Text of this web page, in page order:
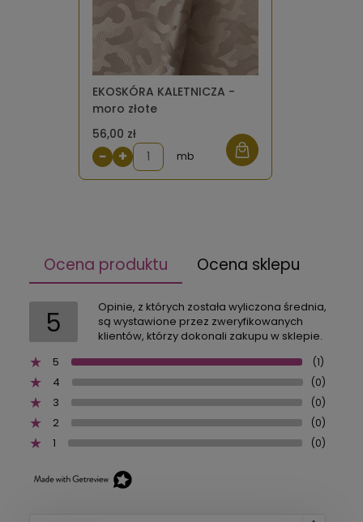
EKOSKÓRA KALETNICZA -
moro złote
56,00 zł
− + mb
Ocena produktu Ocena sklepu
5
Opinie, z których została wyliczona średnia,
są wystawione przez zweryfikowanych
klientów, którzy dokonali zakupu w sklepie.
5
(1)
4 (0)
3 (0)
2 (0)
1 (0)